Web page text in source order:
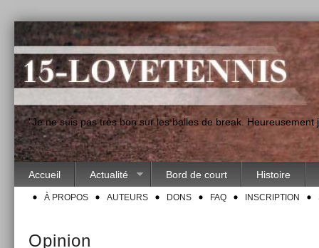
"Je ne suis pas très bon sur les balles de break.
Accueil Actualité Bord de court Histoire
À PROPOS AUTEURS DONS FAQ INSCRIPTION
Opinion